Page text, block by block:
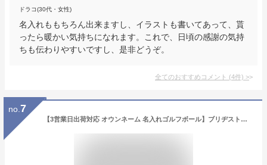
ドラコ(30代・女性)
名入れももちろん出来ますし、イラストも書いてあって、貰
ったら暖かい気持ちになれます。これで、日頃の感謝の気持
ちも伝わりやすいですし、是非どうぞ。
全てのおすすめコメント (4件) >
no. 7
【3営業日出荷対応 オウンネーム 名入れゴルフボール】ブリヂストン ツアーステージ エクストラディスタンス ホワイト 1ダース(12球) スピード納品 名前入りギフト コンペ賞品 景品 ホールインワン 記念品 父の日 還暦祝 誕生日プレゼント 退職記念 オンネームボール